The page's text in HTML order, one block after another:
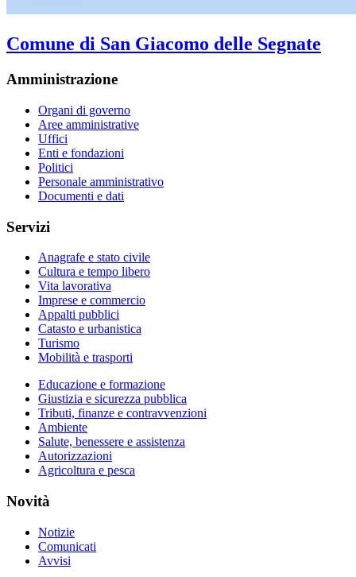
Comune di San Giacomo delle Segnate
Amministrazione
Organi di governo
Aree amministrative
Uffici
Enti e fondazioni
Politici
Personale amministrativo
Documenti e dati
Servizi
Anagrafe e stato civile
Cultura e tempo libero
Vita lavorativa
Imprese e commercio
Appalti pubblici
Catasto e urbanistica
Turismo
Mobilità e trasporti
Educazione e formazione
Giustizia e sicurezza pubblica
Tributi, finanze e contravvenzioni
Ambiente
Salute, benessere e assistenza
Autorizzazioni
Agricoltura e pesca
Novità
Notizie
Comunicati
Avvisi